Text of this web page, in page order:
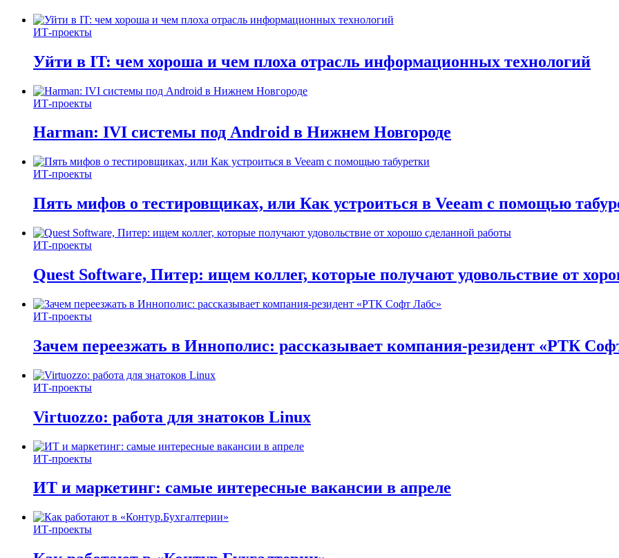
ИТ-проекты
Уйти в IT: чем хороша и чем плоха отрасль информационных технологий
ИТ-проекты
Harman: IVI системы под Android в Нижнем Новгороде
ИТ-проекты
Пять мифов о тестировщиках, или Как устроиться в Veeam с помощью
ИТ-проекты
Quest Software, Питер: ищем коллег, которые получают удовольствие от
ИТ-проекты
Зачем переезжать в Иннополис: рассказывает компания-резидент «РТК
ИТ-проекты
Virtuozzo: работа для знатоков Linux
ИТ-проекты
ИТ и маркетинг: самые интересные вакансии в апреле
ИТ-проекты